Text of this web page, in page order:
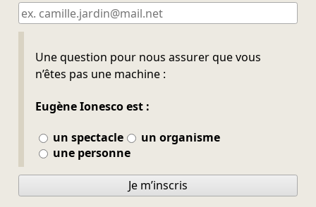
Une question pour nous assurer que vous
n’êtes pas une machine :
Eugène Ionesco est :
un spectacle
un organisme
une personne
Ne pas remplir
Je m’inscris